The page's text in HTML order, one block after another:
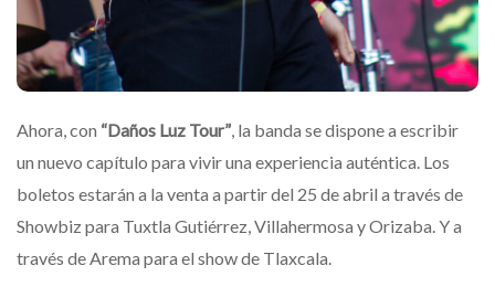
Ahora, con “Daños Luz Tour”, la banda se dispone a escribir
un nuevo capítulo para vivir una experiencia auténtica. Los
boletos estarán a la venta a partir del 25 de abril a través de
Showbiz para Tuxtla Gutiérrez, Villahermosa y Orizaba. Y a
través de Arema para el show de Tlaxcala.